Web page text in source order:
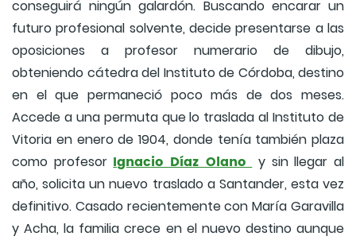
conseguirá ningún galardón. Buscando encarar un
futuro profesional solvente, decide presentarse a las
oposiciones a profesor numerario de dibujo,
obteniendo cátedra del Instituto de Córdoba, destino
en el que permaneció poco más de dos meses.
Accede a una permuta que lo traslada al Instituto de
Vitoria en enero de 1904, donde tenía también plaza
como profesor Ignacio Díaz Olano y sin llegar al
año, solicita un nuevo traslado a Santander, esta vez
definitivo. Casado recientemente con María Garavilla
y Acha, la familia crece en el nuevo destino aunque